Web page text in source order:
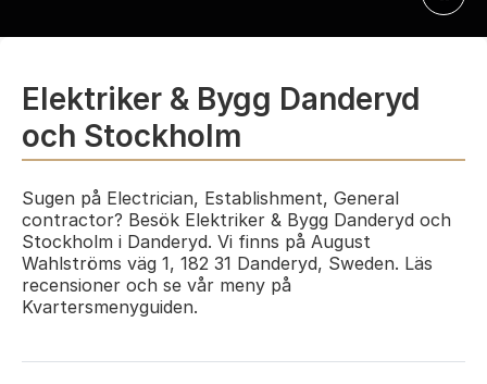
Elektriker & Bygg Danderyd
och Stockholm
Sugen på Electrician, Establishment, General
contractor? Besök Elektriker & Bygg Danderyd och
Stockholm i Danderyd. Vi finns på August
Wahlströms väg 1, 182 31 Danderyd, Sweden. Läs
recensioner och se vår meny på
Kvartersmenyguiden.